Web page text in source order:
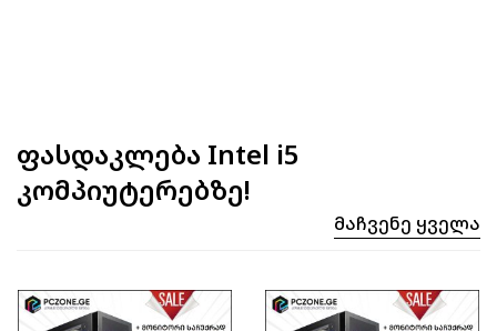
ფასდაკლება Intel i5
კომპიუტერებზე!
Მაჩვენე Ყველა